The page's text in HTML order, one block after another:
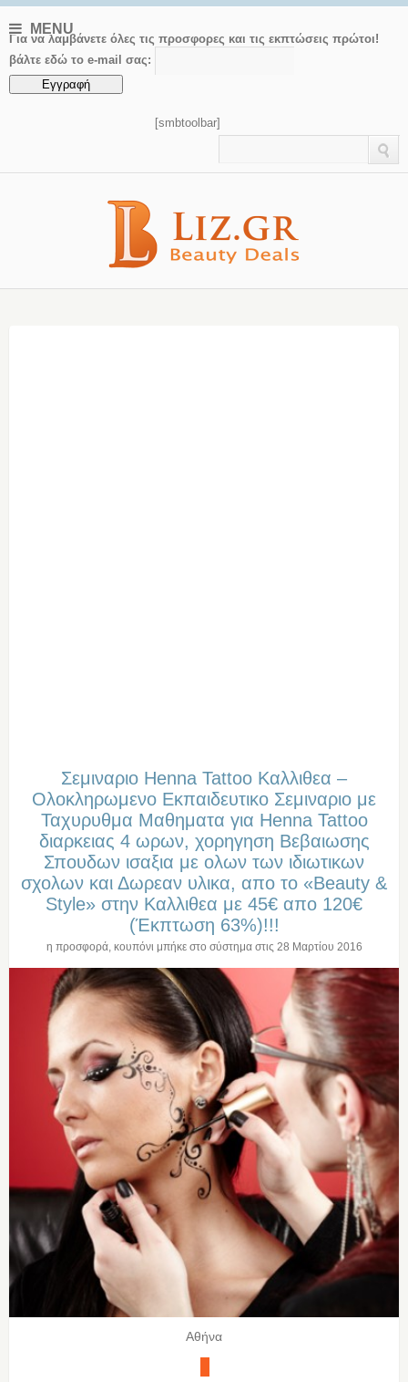
MENU
Για να λαμβάνετε όλες τις προσφορες και τις εκπτώσεις πρώτοι!
βάλτε εδώ το e-mail σας:
[smbtoolbar]
Σεμιναριο Henna Tattoo Καλλιθεα –
Oλοκληρωμενο Eκπαιδευτικο Σεμιναριο με
Ταχυρυθμα Μαθηματα για Henna Tattoo
διαρκειας 4 ωρων, χορηγηση Βεβαιωσης
Σπουδων ισαξια με ολων των ιδιωτικων
σχολων και Δωρεαν υλικα, απο το «Beauty &
Style» στην Καλλιθεα με 45€ απο 120€
(Έκπτωση 63%)!!!
η προσφορά, κουπόνι μπήκε στο σύστημα στις 28 Μαρτίου 2016
Αθήνα